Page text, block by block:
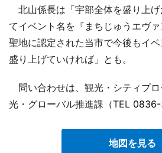
北山係長は「宇部全体を盛り上
てイベント名を『まちじゅうエヴァ
聖地に認定された当市で今後もイ
盛り上げていければ」とも。
問い合わせは、観光・シティプ
光・グローバル推進課（TEL
地図を見る